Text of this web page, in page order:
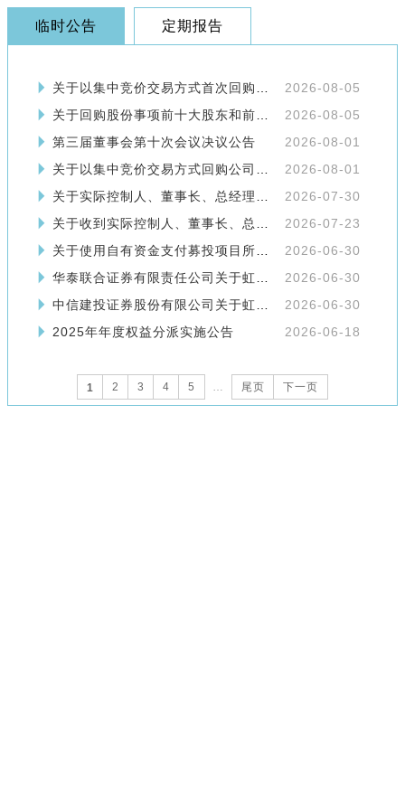
临时公告 定期报告
关于以集中竞价交易方式首次回购公司股份暨回购进展公告
2026-08-05
关于回购股份事项前十大股东和前十大无限售条件股东持股信息的公告
2026-08-05
第三届董事会第十次会议决议公告
2026-08-01
关于以集中竞价交易方式回购公司股份的方案暨回购报告书
2026-08-01
关于实际控制人、董事长、总经理提议公司回购股份的公告
2026-07-30
关于收到实际控制人、董事长、总经理提议公司实施2026年度中期分红的公告
2026-07-23
关于使用自有资金支付募投项目所需资金并以募集资金等额置换的公告
2026-06-30
华泰联合证券有限责任公司关于虹软科技股份有限公司使用自有资金支付募投项目所需资金并以募集资金等额置换的核查意见
2026-06-30
中信建投证券股份有限公司关于虹软科技股份有限公司使用自有资金支付募投项目所需资金并以募集资金等额置换的核查意见
2026-06-30
2025年年度权益分派实施公告
2026-06-18
1 2 3 4 5 … 尾页 下一页